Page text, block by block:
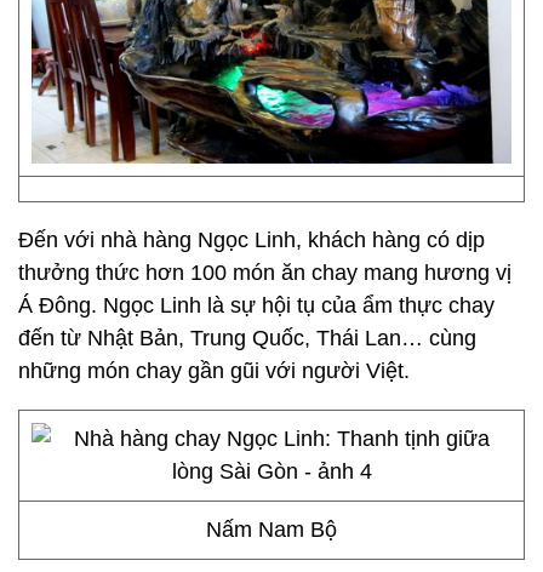
Đến với nhà hàng Ngọc Linh, khách hàng có dịp
thưởng thức hơn 100 món ăn chay mang hương vị
Á Đông. Ngọc Linh là sự hội tụ của ẩm thực chay
đến từ Nhật Bản, Trung Quốc, Thái Lan… cùng
những món chay gần gũi với người Việt.
Nấm Nam Bộ